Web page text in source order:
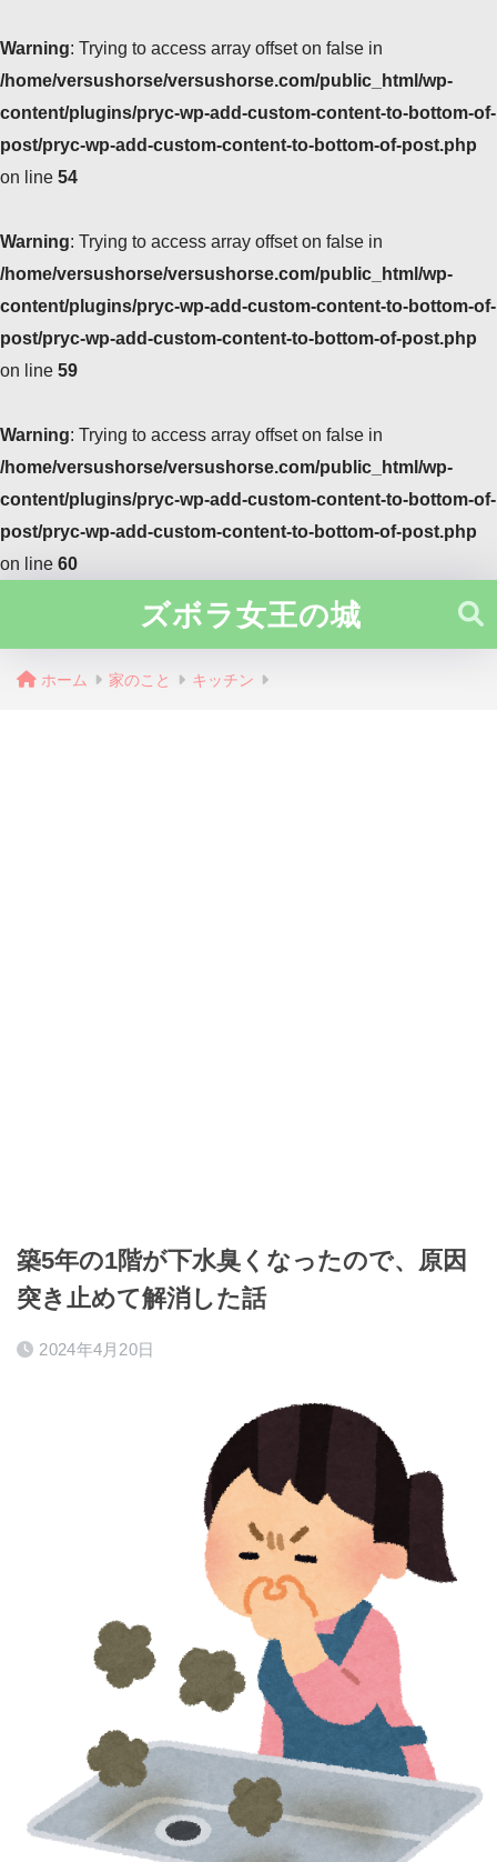
Warning: Trying to access array offset on false in
/home/versushorse/versushorse.com/public_html/wp-
content/plugins/pryc-wp-add-custom-content-to-bottom-of-
post/pryc-wp-add-custom-content-to-bottom-of-post.php
on line 54
Warning: Trying to access array offset on false in
/home/versushorse/versushorse.com/public_html/wp-
content/plugins/pryc-wp-add-custom-content-to-bottom-of-
post/pryc-wp-add-custom-content-to-bottom-of-post.php
on line 59
Warning: Trying to access array offset on false in
/home/versushorse/versushorse.com/public_html/wp-
content/plugins/pryc-wp-add-custom-content-to-bottom-of-
post/pryc-wp-add-custom-content-to-bottom-of-post.php
on line 60
ズボラ女王の城
ホーム 家のこと キッチン
築5年の1階が下水臭くなったので、原因
突き止めて解消した話
2024年4月20日